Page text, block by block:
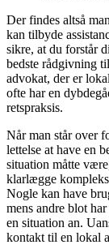
Der findes altså
kan tilbyde
sikre, at du forstår
bedste rådgivning
advokat, der er
ofte har en
retspraksis.
Når man står over
lettelse at have en
situation måtte
klarlægge
Nogle kan have
mens andre blot
en situation an.
kontakt til en lokal